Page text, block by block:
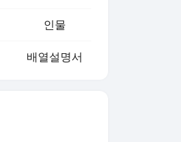
인물
배열설명서